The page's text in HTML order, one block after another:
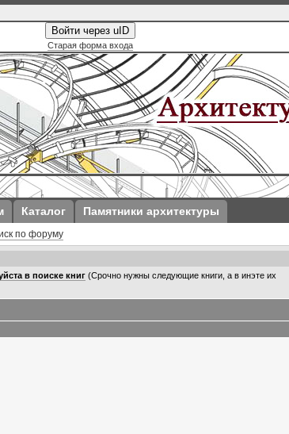
Войти через uID
Старая форма входа
Каталог Памятники архитектуры
по форуму
в поиске книг (Срочно нужны следующие книги, а в инэте их